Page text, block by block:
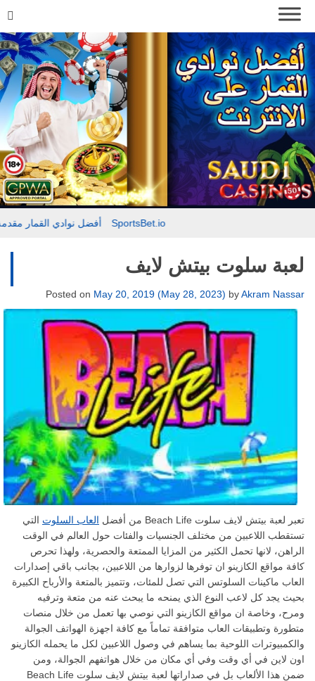
أفضل نوادي القمار مقدمة حول SportsBet.io
لعبة سلوت بيتش لايف
Posted on May 20, 2019 (May 28, 2023) byAkram Nassar
تعبر لعبة بيتش لايف سلوت Beach Life من أفضل العاب السلوت التي
تستقطب اللاعبين من مختلف الجنسيات والفئات حول العالم في الوقت
الراهن، لانها تحمل الكثير من المزايا الممتعة والحصرية، ولهذا تحرص
كافة مواقع الكازينو ان توفرها لزوارها من اللاعبين، بجانب باقي إصدارات
العاب ماكينات السلوتس التي تصل للمئات، وتتميز بالمتعة والأرباح الكبيرة
بحيث يجد كل لاعب النوع الذي يمنحه ما يبحث عنه من متعة وترفيه
ومرح، وخاصة ان مواقع الكازينو التي نوصي بها تعمل من خلال منصات
متطورة وتطبيقات العاب متوافقة تماماً مع كافة اجهزة الهواتف الجوالة
والكمبيوترات اللوحية بما يساهم في وصول اللاعبين لكل ما يحمله الكازينو
اون لاين في أي وقت وفي أي مكان من خلال هواتفهم الجوالة، ومن
ضمن هذا الألعاب بل في صداراتها لعبة بيتش لايف سلوت Beach Life